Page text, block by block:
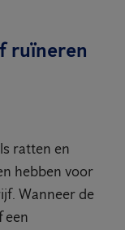
ruïneren
ratten en
hebben voor
Wanneer de
een